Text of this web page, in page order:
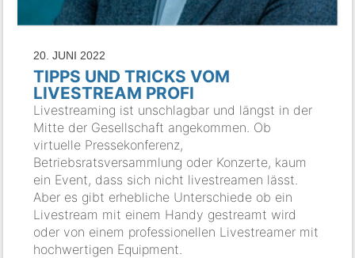
20. JUNI 2022
TIPPS UND TRICKS VOM
LIVESTREAM PROFI
Livestreaming ist unschlagbar und längst in der
Mitte der Gesellschaft angekommen. Ob
virtuelle Pressekonferenz,
Betriebsratsversammlung oder Konzerte, kaum
ein Event, dass sich nicht livestreamen lässt.
Aber es gibt erhebliche Unterschiede ob ein
Livestream mit einem Handy gestreamt wird
oder von einem professionellen Livestreamer mit
hochwertigen Equipment.